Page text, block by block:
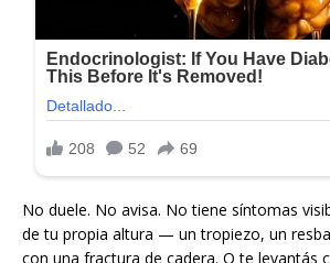
No duele. No avisa. No tiene síntomas
de tu propia altura — un tropiezo, un
con una fractura de cadera. O te levantás